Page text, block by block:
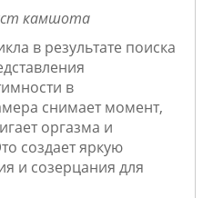
камшота
в результате поиска
в
снимает момент,
оргазма и
создает яркую
и созерцания для